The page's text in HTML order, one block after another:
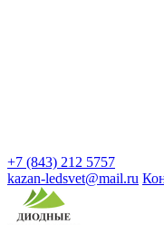
+7 (843) 212 5757
kazan-ledsvet@mail.ru